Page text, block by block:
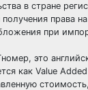
в стране
права
при
это
как Value Added